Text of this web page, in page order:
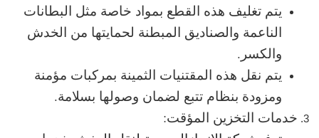
يتم تغليف هذه القطع بمواد خاصة مثل البطانات
الناعمة والصناديق المبطنة لحمايتها من الخدش
والكسر.
يتم نقل هذه المقتنيات الثمينة بمركبات مؤمنة
ومزودة بنظام تتبع لضمان وصولها بسلامة.
خدمات التخزين المؤقت: